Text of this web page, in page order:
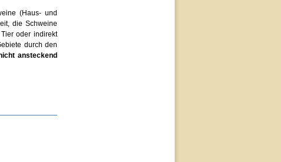
(Haus- und
die Schweine
oder indirekt
durch den
ansteckend